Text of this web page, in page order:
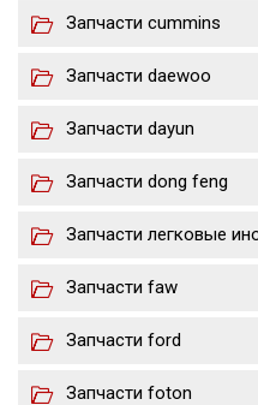
Запчасти cummins
Запчасти daewoo
Запчасти dayun
Запчасти dong feng
Запчасти легковые
Запчасти faw
Запчасти ford
Запчасти foton